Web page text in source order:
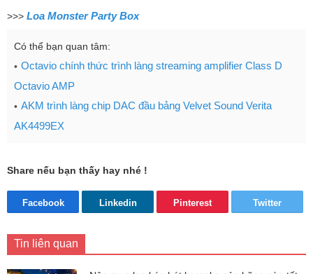
>>> Loa Monster Party Box
Có thể bạn quan tâm:
Octavio chính thức trình làng streaming amplifier Class D
Octavio AMP
AKM trình làng chip DAC đầu bảng Velvet Sound Verita
AK4499EX
Share nếu bạn thấy hay nhé !
Facebook Linkedin Pinterest Twitter
Tin liên quan